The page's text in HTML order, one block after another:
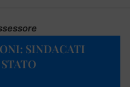
SINDACATI